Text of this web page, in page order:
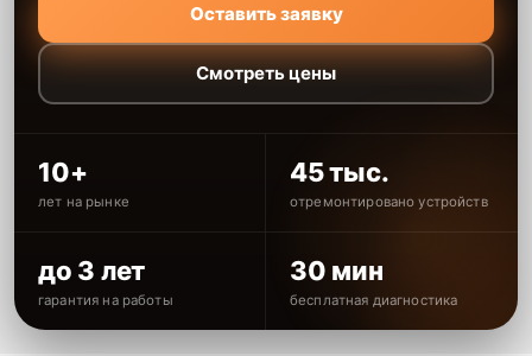
Оставить заявку
Смотреть цены
10+
лет на рынке
45 тыс.
отремонтировано устройств
до 3 лет
гарантия на работы
30 мин
бесплатная диагностика